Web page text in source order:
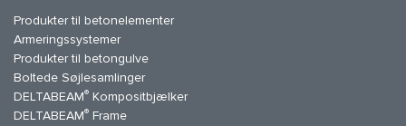
Produkter til betonelementer
Armeringssystemer
Produkter til betongulve
Boltede Søjlesamlinger
DELTABEAM® Kompositbjælker
DELTABEAM® Frame